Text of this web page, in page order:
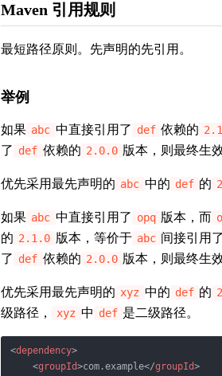
Maven 引用规则
最短路径原则。先声明的先引用。
举例
如果 abc 中直接引用了 def 依赖的
了 def 依赖的 2.0.0 版本，则最终生
优先采用最先声明的 abc 中的 def 的
如果 abc 中直接引用了 opq 版本，而
的 2.1.0 版本，等价于 abc 间接引用了
了 def 依赖的 2.0.0 版本，则最终生
优先采用最先声明的 xyz 中的 def 的
级路径，
xyz 中 def 是二级路径。
<dependency>
<groupId>com.example</groupId>